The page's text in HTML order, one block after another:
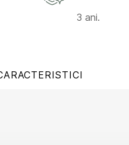
3 ani.